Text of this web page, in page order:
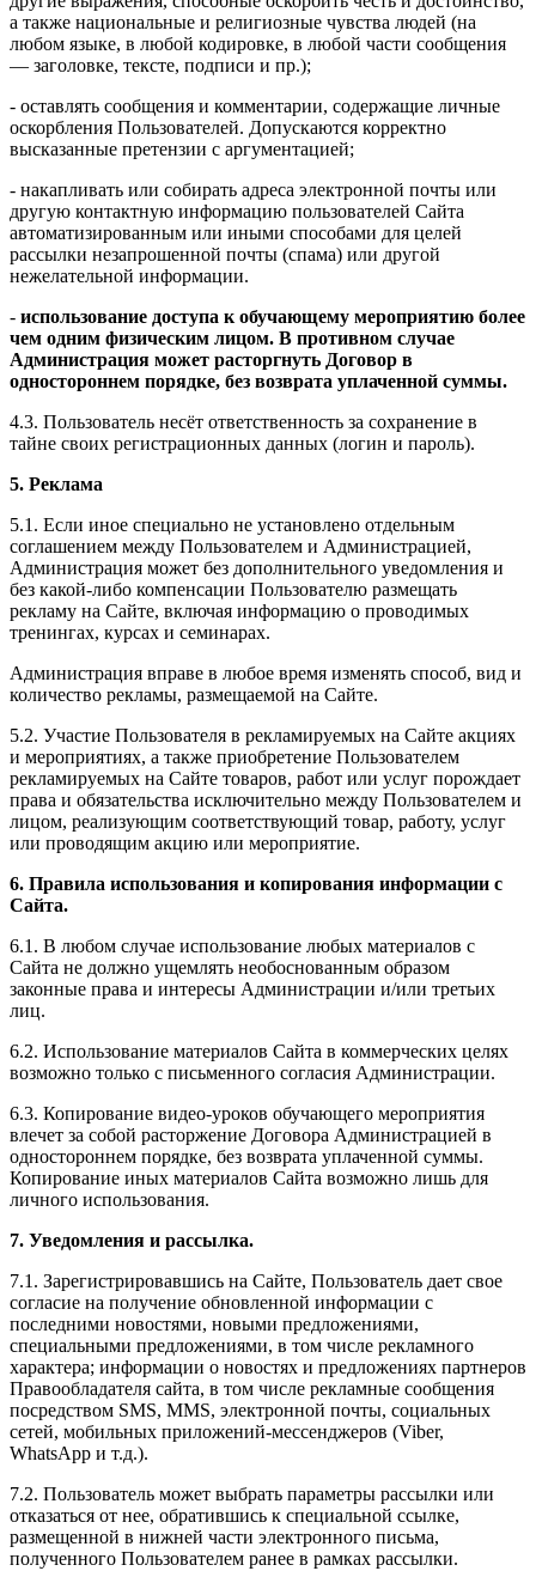
а также национальные и религиозные чувства людей (на
любом языке, в любой кодировке, в любой части сообщения
— заголовке, тексте, подписи и пр.);
- оставлять сообщения и комментарии, содержащие личные
оскорбления Пользователей. Допускаются корректно
высказанные претензии с аргументацией;
- накапливать или собирать адреса электронной почты или
другую контактную информацию пользователей Сайта
автоматизированным или иными способами для целей
рассылки незапрошенной почты (спама) или другой
нежелательной информации.
- использование доступа к обучающему мероприятию более
чем одним физическим лицом. В противном случае
Администрация может расторгнуть Договор в
одностороннем порядке, без возврата уплаченной суммы.
4.3. Пользователь несёт ответственность за сохранение в
тайне своих регистрационных данных (логин и пароль).
5. Реклама
5.1. Если иное специально не установлено отдельным
соглашением между Пользователем и Администрацией,
Администрация может без дополнительного уведомления и
без какой-либо компенсации Пользователю размещать
рекламу на Сайте, включая информацию о проводимых
тренингах, курсах и семинарах.
Администрация вправе в любое время изменять способ, вид и
количество рекламы, размещаемой на Сайте.
5.2. Участие Пользователя в рекламируемых на Сайте акциях
и мероприятиях, а также приобретение Пользователем
рекламируемых на Сайте товаров, работ или услуг порождает
права и обязательства исключительно между Пользователем и
лицом, реализующим соответствующий товар, работу, услуг
или проводящим акцию или мероприятие.
6. Правила использования и копирования информации с
Сайта.
6.1. В любом случае использование любых материалов с
Сайта не должно ущемлять необоснованным образом
законные права и интересы Администрации и/или третьих
лиц.
6.2. Использование материалов Сайта в коммерческих целях
возможно только с письменного согласия Администрации.
6.3. Копирование видео-уроков обучающего мероприятия
влечет за собой расторжение Договора Администрацией в
одностороннем порядке, без возврата уплаченной суммы.
Копирование иных материалов Сайта возможно лишь для
личного использования.
7. Уведомления и рассылка.
7.1. Зарегистрировавшись на Сайте, Пользователь дает свое
согласие на получение обновленной информации с
последними новостями, новыми предложениями,
специальными предложениями, в том числе рекламного
характера; информации о новостях и предложениях партнеров
Правообладателя сайта, в том числе рекламные сообщения
посредством SMS, MMS, электронной почты, социальных
сетей, мобильных приложений-мессенджеров (Viber,
WhatsApp и т.д.).
7.2. Пользователь может выбрать параметры рассылки или
отказаться от нее, обратившись к специальной ссылке,
размещенной в нижней части электронного письма,
полученного Пользователем ранее в рамках рассылки.